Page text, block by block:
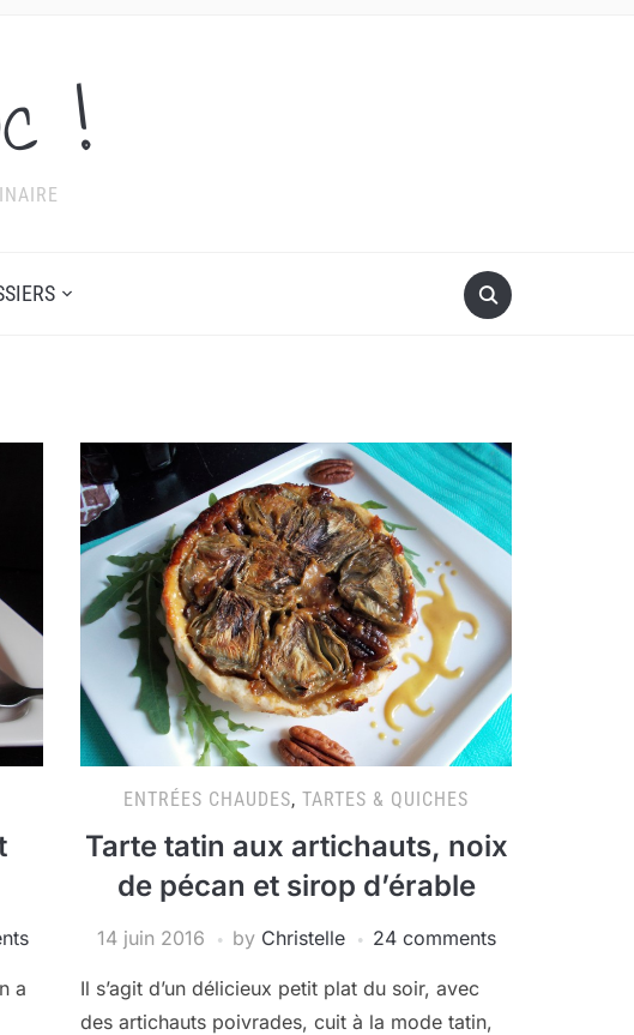
!
a
ENTRÉES CHAUDES, TARTES & QUICHES
Tarte tatin aux artichauts, noix
de pécan et sirop d’érable
14 juin 2016 by Christelle 24 comments
Il s’agit d’un délicieux petit plat du soir, avec
des artichauts poivrades, cuit à la mode tatin,